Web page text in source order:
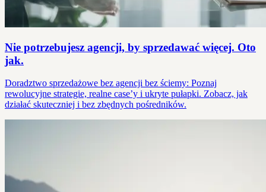
Nie potrzebujesz agencji, by sprzedawać więcej. Oto
jak.
Doradztwo sprzedażowe bez agencji bez ściemy: Poznaj
rewolucyjne strategie, realne case’y i ukryte pułapki. Zobacz, jak
działać skuteczniej i bez zbędnych pośredników.